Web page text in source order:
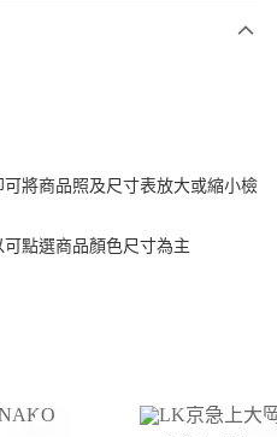
將商品照及尺寸表放大或縮小檢
點選商品顏色尺寸為主